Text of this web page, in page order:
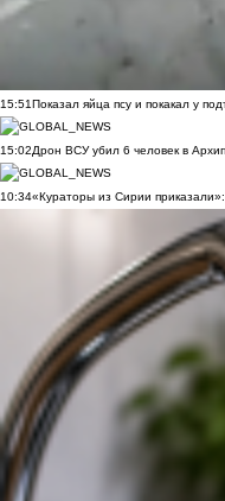
15:51Показал яйца псу и покакал у
15:02Дрон ВСУ убил 6 человек в
10:34«Кураторы из Сирии